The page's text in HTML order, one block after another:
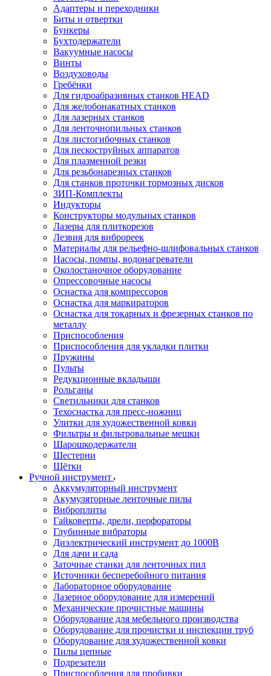
Адаптеры и переходники
Биты и отвертки
Бункеры
Бухтодержатели
Вакуумные насосы
Винты
Воздуховоды
Гребёнки
Для гидроабразивных станков HEAD
Для желобонакатных станков
Для лазерных станков
Для ленточнопильных станков
Для листогибочных станков
Для пескоструйных аппаратов
Для плазменной резки
Для резьбонарезных станков
Для станков проточки тормозных дисков
ЗИП-Комплекты
Индукторы
Конструкторы модульных станков
Лазеры для плиткорезов
Лезвия для виброреек
Материалы для рельефно-шлифовальных станков
Насосы, помпы, водонагреватели
Околостаночное оборудование
Опрессовочные насосы
Оснастка для компрессоров
Оснастка для маркираторов
Оснастка для токарных и фрезерных станков по
металлу
Приспособления
Приспособления для укладки плитки
Пружины
Пульты
Редукционные вкладыши
Рольганы
Светильники для станков
Техоснастка для пресс-ножниц
Улитки для художественной ковки
Фильтры и фильтровальные мешки
Шарошкодержатели
Шестерни
Щётки
Ручной инструмент
Аккумуляторный инструмент
Акумуляторные ленточные пилы
Виброплиты
Гайковерты, дрели, перфораторы
Глубинные вибраторы
Диэлектрический инструмент до 1000В
Для дачи и сада
Заточные станки для ленточных пил
Источники бесперебойного питания
Лабораторное оборудование
Лазерное оборудование для измерений
Механические прочистные машины
Оборудование для мебельного производства
Оборудование для прочистки и инспекции труб
Оборудование для художественной ковки
Пилы цепные
Подрезатели
Приспособления для пробивки